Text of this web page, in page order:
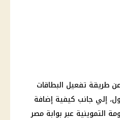
طريقة تفعيل البطاقات
إلي جانب كيفية إضافة
التموينية عبر بوابة مصر